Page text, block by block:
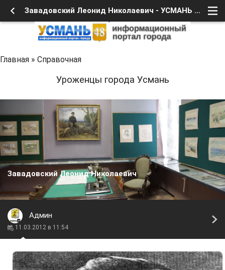
Завадовский Леонид Николаевич - УСМАНЬ 48
Главная » Справочная
Уроженцы города Усмань
Завадовский Леонид Николаевич
Админ
11.03.2012 в 11:54